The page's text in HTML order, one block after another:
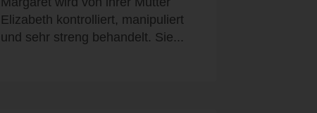
Elizabeth kontrolliert, manipuliert
und sehr streng behandelt. Sie...